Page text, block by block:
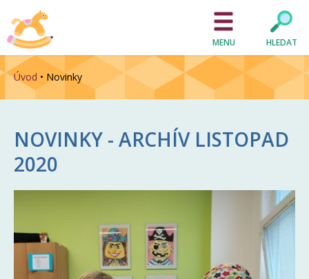
MENU HLEDAT
Úvod • Novinky
NOVINKY - ARCHÍV LISTOPAD
2020